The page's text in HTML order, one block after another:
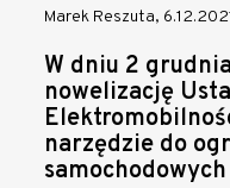
Marek Reszuta,
W dniu 2
nowelizację
narzędzie do